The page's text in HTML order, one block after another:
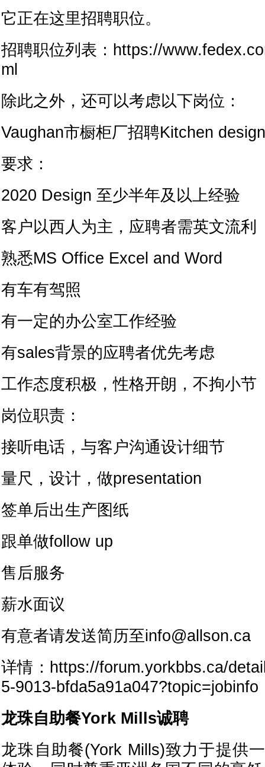
它正在这里招聘职位。
招聘职位列表：https://
ml
除此之外，还可以考虑以下岗位：
Vaughan市橱柜厂招聘Kitchen
要求：
2020 Design 至少半年及以上经验
客户以西人为主，应聘者需英文流利
熟悉MS Office Excel and Word
有车有驾照
有一定的办公室工作经验
有sales背景的应聘者优先考虑
工作态度积极，性格开朗，不拘小节
岗位职责：
接听电话，与客户沟通设计细节
量尺，设计，做presentation
签单后出生产图纸
跟单做follow up
售后服务
薪水面议
有意者请发送简历至info@allson.ca
详情：https://forum.yorkbbs.ca/
5-9013-bfda5a91a047?topic=jobinfo
龙珠自助餐York Mills诚聘
龙珠自助餐(York Mills)致力于提供